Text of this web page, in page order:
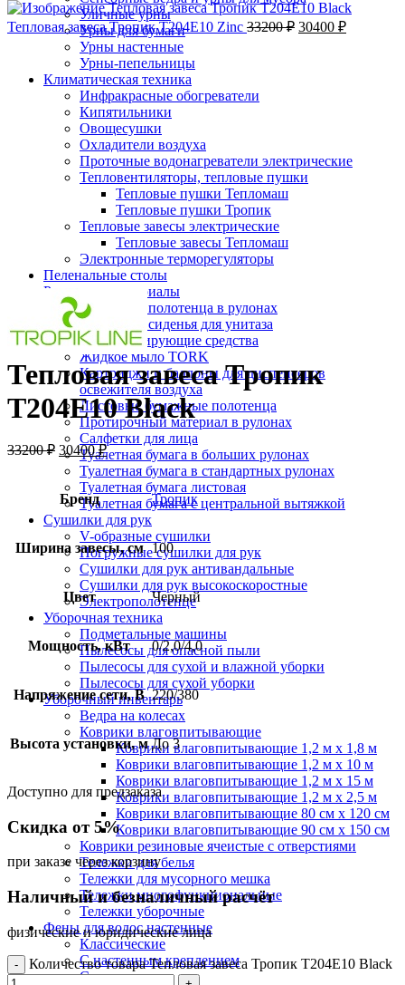
Уличные урны
Урны для бумаги
Урны настенные
Урны-пепельницы
Климатическая техника
Инфракрасные обогреватели
Кипятильники
Овощесушки
Охладители воздуха
Проточные водонагреватели электрические
Тепловентиляторы, тепловые пушки
Тепловые пушки Тепломаш
Тепловые пушки Тропик
Тепловые завесы электрические
Тепловые завесы Тепломаш
Электронные терморегуляторы
Пеленальные столы
Расходные материалы
Бумажные полотенца в рулонах
Бумажные сиденья для унитаза
Дезинфицирующие средства
Жидкое мыло TORK
Картриджи и баллоны для диспенсеров
освежителя воздуха
Листовые бумажные полотенца
Протирочный материал в рулонах
Салфетки для лица
Туалетная бумага в больших рулонах
Туалетная бумага в стандартных рулонах
Туалетная бумага листовая
Туалетная бумага с центральной вытяжкой
Сушилки для рук
V-образные сушилки
Погружные сушилки для рук
Сушилки для рук антивандальные
Сушилки для рук высокоскоростные
Электрополотенце
Уборочная техника
Подметальные машины
Пылесосы для опасной пыли
Пылесосы для сухой и влажной уборки
Пылесосы для сухой уборки
Уборочный инвентарь
Ведра на колесах
Коврики влаговпитывающие
Коврики влаговпитывающие 1,2 м х 1,8 м
Коврики влаговпитывающие 1,2 м х 10 м
Коврики влаговпитывающие 1,2 м х 15 м
Коврики влаговпитывающие 1,2 м х 2,5 м
Коврики влаговпитывающие 80 см х 120 см
Коврики влаговпитывающие 90 см х 150 см
Коврики резиновые ячеистые с отверстиями
Тележки для белья
Тележки для мусорного мешка
Тележки многофункциональные
Тележки уборочные
Фены для волос настенные
Классические
С настенным креплением
Со шлангом
Тепловая завеса Тропик Т204Е10 Zinc 33200₽ 30400 ₽
-8%;процент скидки
Нажмите, чтобы увеличить
Тепловая завеса Тропик
Т204Е10 Black
33200₽ 30400₽
Бренд Тропик
Ширина завесы, см 100
Цвет Черный
Мощность, кВт 0/2,0/4,0
Напряжение сети, В 220/380
Высота установки, м До 3
Доступно для предзаказа
Скидка от 5%
при заказе через корзину
Наличный и безналичный расчёт
физические и юридические лица
Количество товара Тепловая завеса Тропик Т204Е10 Black